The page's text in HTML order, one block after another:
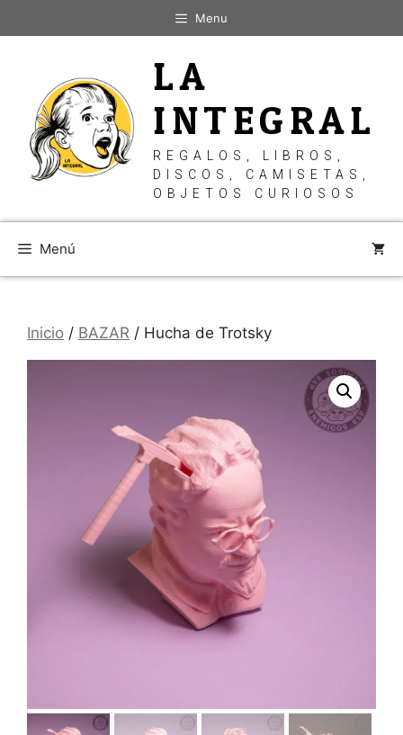
al
Menu
LA
INTEGRAL
REGALOS, LIBROS,
DISCOS, CAMISETAS,
OBJETOS CURIOSOS
Menú
Inicio / BAZAR / Hucha de Trotsky